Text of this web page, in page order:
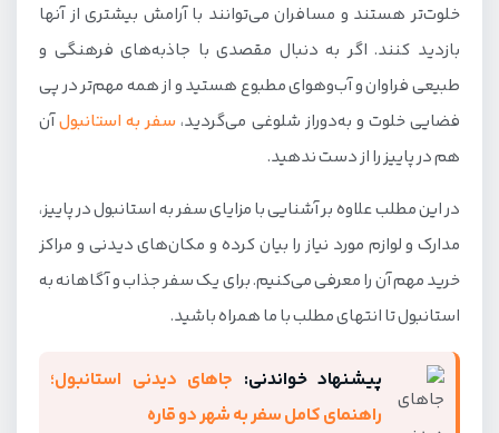
خلوت‌تر هستند و مسافران می‌توانند با آرامش بیشتری از آنها
بازدید کنند. اگر به دنبال مقصدی با جاذبه‌های فرهنگی و
طبیعی فراوان و آب‌وهوای مطبوع هستید و از همه مهم‌تر در پی
فضایی خلوت و به‌دوراز شلوغی می‌گردید، سفر به استانبولآن
هم در پاییز را از دست ندهید.
در این مطلب علاوه بر آشنایی با مزایای سفر به استانبول در پاییز،
مدارک و لوازم مورد نیاز را بیان کرده و مکان‌های دیدنی و مراکز
خرید مهم آن را معرفی می‌کنیم. برای یک سفر جذاب و آگاهانه به
استانبول تا انتهای مطلب با ما همراه باشید.
پیشنهاد خواندنی: جاهای دیدنی استانبول؛
راهنمای کامل سفر به شهر دو قاره